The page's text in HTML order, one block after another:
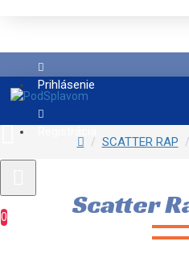
Prihlásenie
0
SCATTER RAP
Scatter